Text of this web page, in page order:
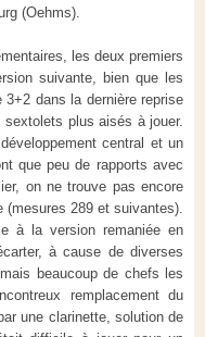
(Oehms).
les deux premiers
suivante, bien que les
dans la dernière reprise
plus aisés à jouer.
central et un
que peu de rapports avec
on ne trouve pas encore
(mesures 289 et suivantes).
à la version remaniée en
à cause de diverses
beaucoup de chefs les
remplacement du
une clarinette, solution de